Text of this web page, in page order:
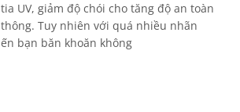
UV, giảm độ chói cho tăng độ an toàn
Tuy nhiên với quá nhiều nhãn
bạn băn khoăn không